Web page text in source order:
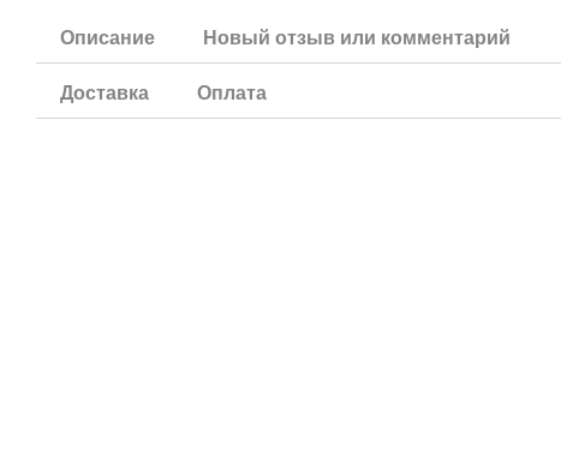
Описание Новый отзыв или комментарий
Доставка Оплата